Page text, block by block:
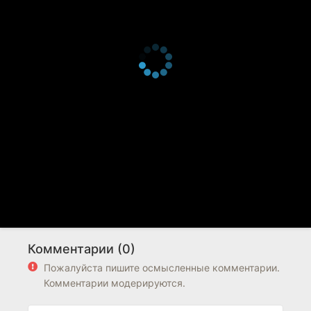
Комментарии (0)
Пожалуйста пишите осмысленные комментарии.
Комментарии модерируются.